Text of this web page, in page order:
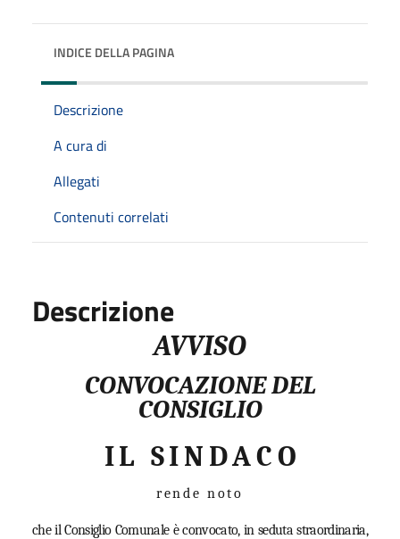
INDICE DELLA PAGINA
Descrizione
A cura di
Allegati
Contenuti correlati
Descrizione
AVVISO
CONVOCAZIONE DEL
CONSIGLIO
I L S I N D A C O
r e n d e n o t o
che il Consiglio Comunale è convocato, in seduta straordinaria,